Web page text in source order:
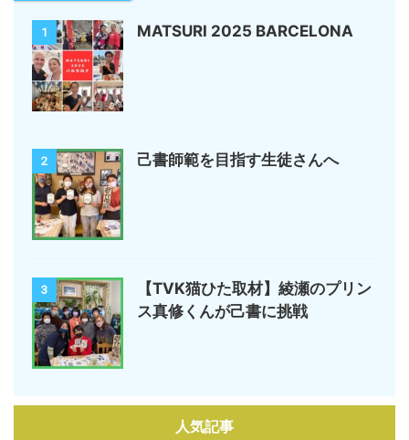
1 MATSURI 2025 BARCELONA
2 己書師範を目指す生徒さんへ
3
【TVK猫ひた取材】綾瀬のプリン
ス真修くんが己書に挑戦
人気記事